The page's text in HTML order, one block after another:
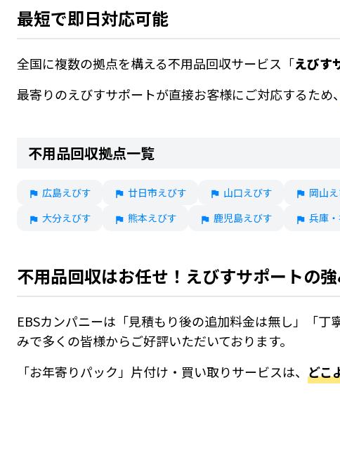
最短で即日対応可能
全国に複数の拠点を構える不用品回収サービス「えびす
最寄りのえびすサポートが直接お客様にご対応するため、
不用品回収拠点一覧
広島えびす 廿日市えびす 山口えびす 岡山
大分えびす
熊本えびす 鹿児島えびす 兵庫
不用品回収はお任せ！えびすサポートの
EBSカンパニーは「見積もり後の追加料金は無し」「
みで多くの皆様からご好評いただいております。
「お年寄りパック 」 片付け・買い取りサービスは、 どこ